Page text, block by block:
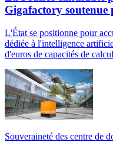
Gigafactory
L'État se positionne pour
dédiée à l'intelligence
d'euros de capacités de
Souveraineté des centre de